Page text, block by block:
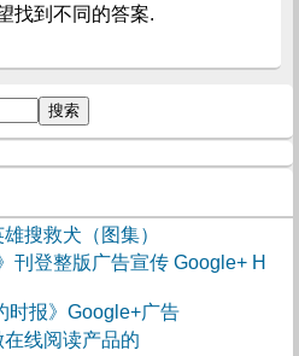
找到不同的答案.
搜救犬（图集）
刊登整版广告宣传 Google+ H
时报》Google+广告
线阅读产品的